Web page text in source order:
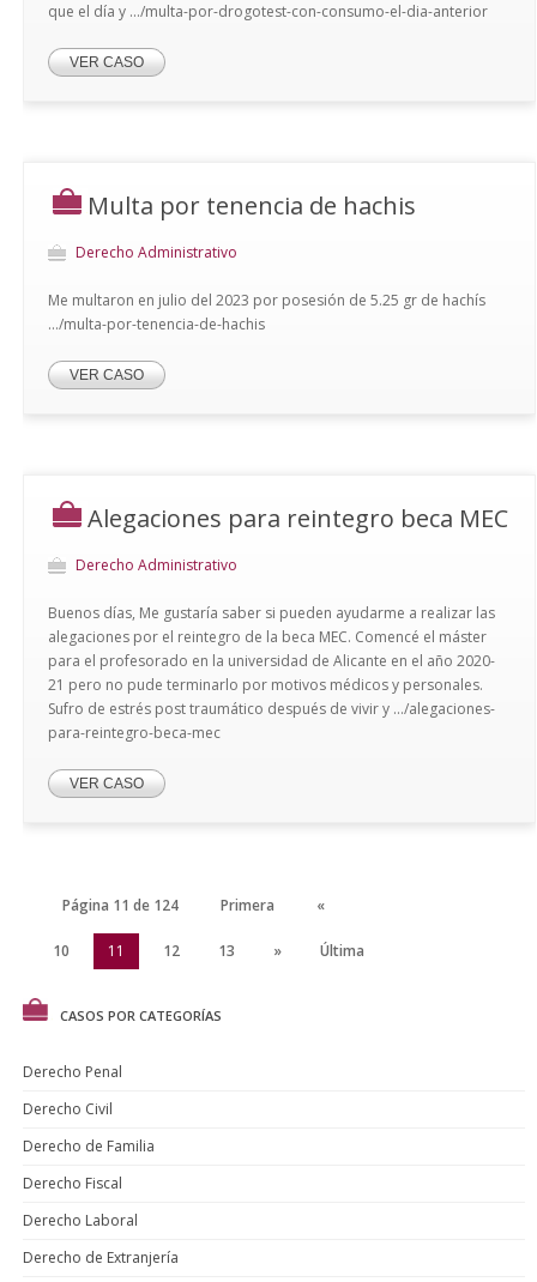
que el día y .../multa-por-drogotest-con-consumo-el-dia-anterior
VER CASO
Multa por tenencia de hachis
Derecho Administrativo
Me multaron en julio del 2023 por posesión de 5.25 gr de hachís
.../multa-por-tenencia-de-hachis
VER CASO
Alegaciones para reintegro beca MEC
Derecho Administrativo
Buenos días, Me gustaría saber si pueden ayudarme a realizar las
alegaciones por el reintegro de la beca MEC. Comencé el máster
para el profesorado en la universidad de Alicante en el año 2020-
21 pero no pude terminarlo por motivos médicos y personales.
Sufro de estrés post traumático después de vivir y .../alegaciones-
para-reintegro-beca-mec
VER CASO
Página 11 de 124 Primera «
10 11 12 13 » Última
CASOS POR CATEGORÍAS
Derecho Penal
Derecho Civil
Derecho de Familia
Derecho Fiscal
Derecho Laboral
Derecho de Extranjería